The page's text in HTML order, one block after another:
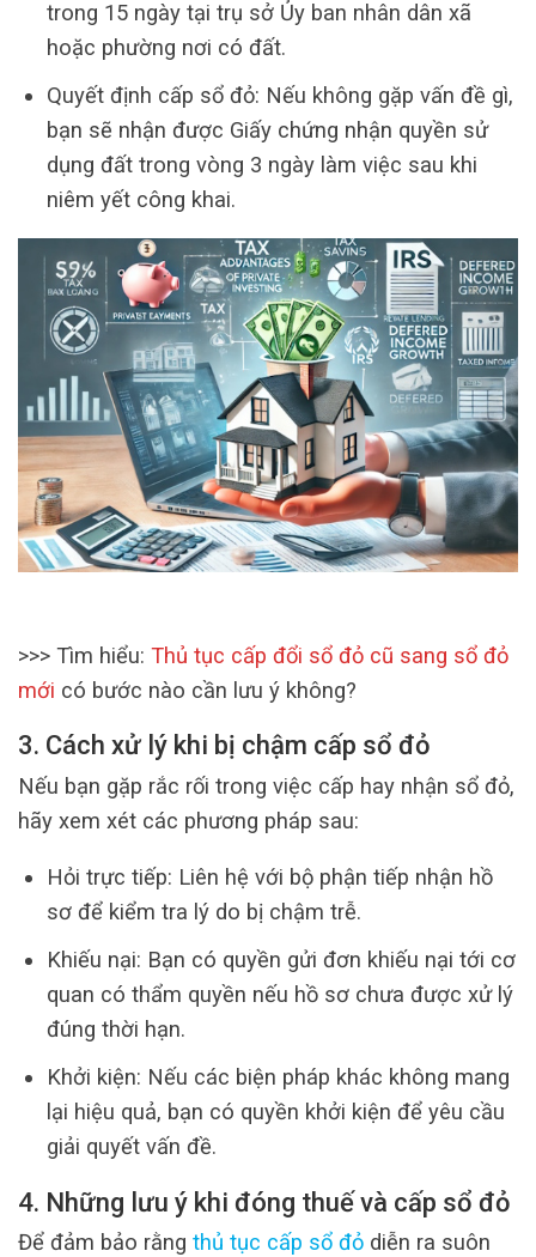
trong 15 ngày tại trụ sở Ủy ban nhân dân xã
hoặc phường nơi có đất.
Quyết định cấp sổ đỏ: Nếu không gặp vấn đề gì,
bạn sẽ nhận được Giấy chứng nhận quyền sử
dụng đất trong vòng 3 ngày làm việc sau khi
niêm yết công khai.
>>> Tìm hiểu: Thủ tục cấp đổi sổ đỏ cũ sang sổ đỏ
mới có bước nào cần lưu ý không?
3. Cách xử lý khi bị chậm cấp sổ đỏ
Nếu bạn gặp rắc rối trong việc cấp hay nhận sổ đỏ,
hãy xem xét các phương pháp sau:
Hỏi trực tiếp: Liên hệ với bộ phận tiếp nhận hồ
sơ để kiểm tra lý do bị chậm trễ.
Khiếu nại: Bạn có quyền gửi đơn khiếu nại tới cơ
quan có thẩm quyền nếu hồ sơ chưa được xử lý
đúng thời hạn.
Khởi kiện: Nếu các biện pháp khác không mang
lại hiệu quả, bạn có quyền khởi kiện để yêu cầu
giải quyết vấn đề.
4. Những lưu ý khi đóng thuế và cấp sổ đỏ
Để đảm bảo rằng thủ tục cấp sổ đỏ diễn ra suôn